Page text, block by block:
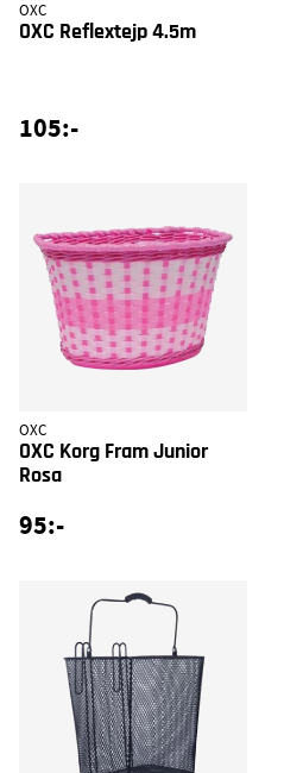
OXC
OXC Reflextejp 4.5m
105:-
OXC
OXC Korg Fram Junior
Rosa
95:-